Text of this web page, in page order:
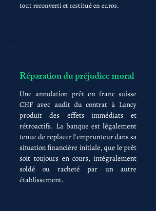
tout reconverti et restitué en euros.
Réparation du préjudice moral
Une annulation prêt en franc suisse
CHF avec audit du contrat à Lancy
produit des effets immédiats et
rétroactifs. La banque est légalement
tenue de replacer l'emprunteur dans sa
situation financière initiale, que le prêt
soit toujours en cours, intégralement
soldé ou racheté par un autre
établissement.